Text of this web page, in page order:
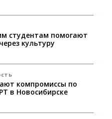
студентам помогают
культуру
компромиссы по
в Новосибирске